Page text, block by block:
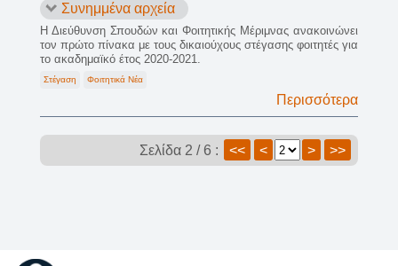
Συνημμένα αρχεία
Η Διεύθυνση Σπουδών και Φοιτητικής Μέριμνας ανακοινώνει
τον πρώτο πίνακα με τους δικαιούχους στέγασης φοιτητές για
το ακαδημαϊκό έτος 2020-2021.
Στέγαση Φοιτητικά Νέα
Περισσότερα
Σελίδα 2 / 6 : << < > >>